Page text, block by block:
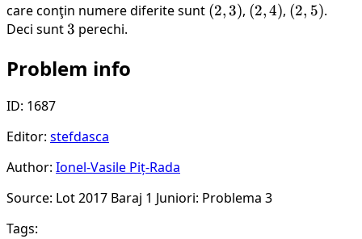
q)
5)
care conţin numere diferite sunt (2,
(2,3), (2,
(2, 4), (2,
(2, 5).
Deci sunt3
3 perechi.
Problem info
ID: 1687
Editor: stefdasca
Author: Ionel-Vasile Piț-Rada
Source: Lot 2017 Baraj 1 Juniori: Problema 3
Tags: